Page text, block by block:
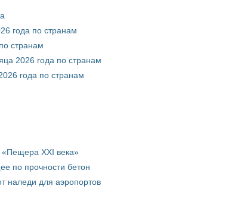
года по странам
странам
2026 года по странам
года по странам
«Пещера XXI века»
по прочности бетон
наледи для аэропортов